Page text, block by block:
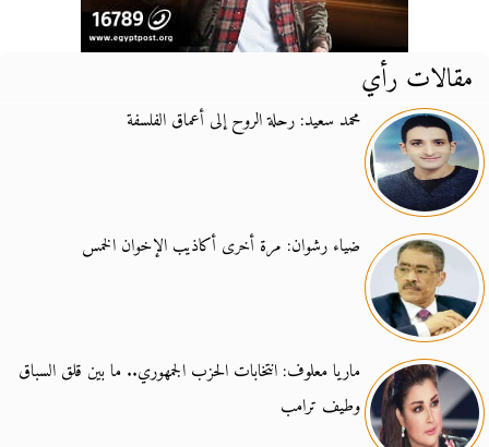
مقالات رأي
محمد سعيد: رحلة الروح إلى أعماق الفلسفة
ضياء رشوان: مرة أخرى أكاذيب الإخوان الخمس
ماريا معلوف: انتخابات الحزب الجمهوري.. ما بين قلق السباق
وطيف ترامب